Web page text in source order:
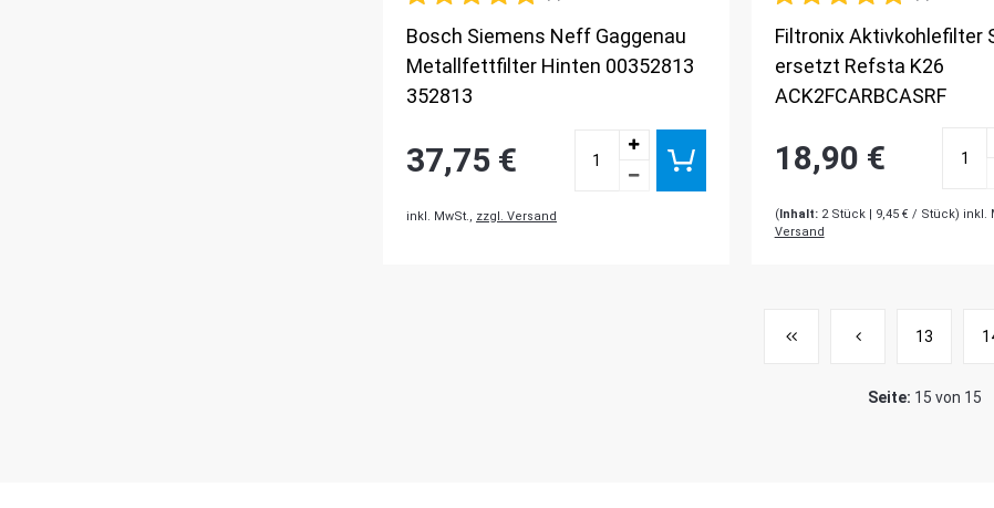
Bosch Siemens Neff Gaggenau
Metallfettfilter Hinten 00352813
352813
37,75 €
inkl. MwSt., zzgl. Versand
Filtronix Aktivkohlefilter
ersetzt Refsta K26
ACK2FCARBCASRF
18,90 €
(Inhalt:2 Stück| 9,45 € / Stück) inkl.
Versand
13
Seite: 15 von 15